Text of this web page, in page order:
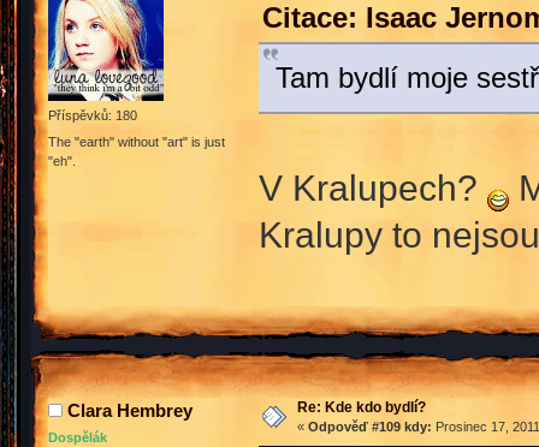
Příspěvků: 180
The "earth" without "art" is just
"eh".
Citace: Isaac
Tam bydlí moje
V Kralupech?
Kralupy to
Clara Hembrey
Dospělák
Re: Kde kdo bydlí?
« Odpověď #109 kdy: Prosinec 17,